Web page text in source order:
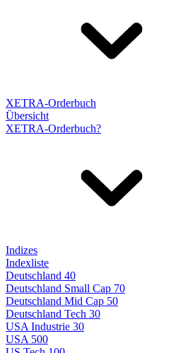
XETRA-Orderbuch
Übersicht
XETRA-Orderbuch?
Indizes
Indexliste
Deutschland 40
Deutschland Small Cap 70
Deutschland Mid Cap 50
Deutschland Tech 30
USA Industrie 30
USA 500